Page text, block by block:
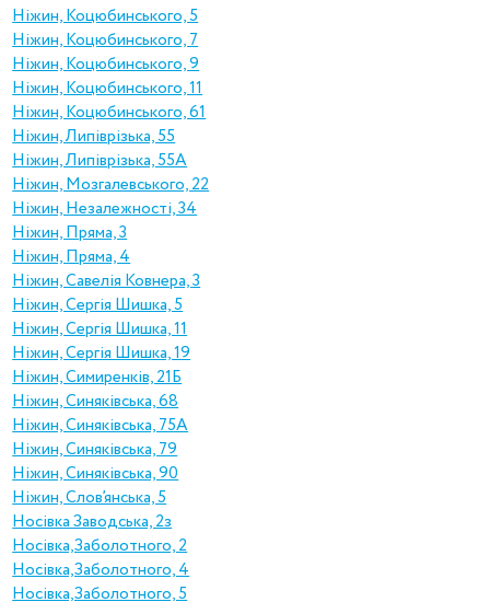
Ніжин, Коцюбинського, 5
Ніжин, Коцюбинського, 7
Ніжин, Коцюбинського, 9
Ніжин, Коцюбинського, 11
Ніжин, Коцюбинського, 61
Ніжин, Липіврізька, 55
Ніжин, Липіврізька, 55А
Ніжин, Мозгалевського, 22
Ніжин, Незалежності, 34
Ніжин, Пряма, 3
Ніжин, Пряма, 4
Ніжин, Савелія Ковнера, 3
Ніжин, Сергія Шишка, 5
Ніжин, Сергія Шишка, 11
Ніжин, Сергія Шишка, 19
Ніжин, Симиренків, 21Б
Ніжин, Синяківська, 68
Ніжин, Синяківська, 75А
Ніжин, Синяківська, 79
Ніжин, Синяківська, 90
Ніжин, Слов’янська, 5
Носівка Заводська, 2з
Носівка,Заболотного, 2
Носівка,Заболотного, 4
Носівка,Заболотного, 5